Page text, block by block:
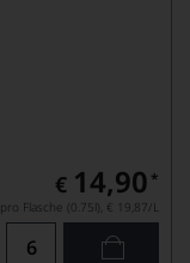
€ 14,90 *
pro Flasche (0.75l), € 19,87/L